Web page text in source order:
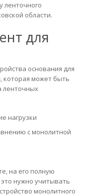
ленточного
области.
для
основания для
которая может быть
ленточных
нагрузки
с монолитной
на его полную
нужно учитывать
монолитного